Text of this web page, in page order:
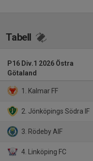
Tabell
P16 Div.1 2026 Östra
Götaland
1. Kalmar FF
2. Jönköpings Södra IF
3. Rödeby AIF
4. Linköping FC